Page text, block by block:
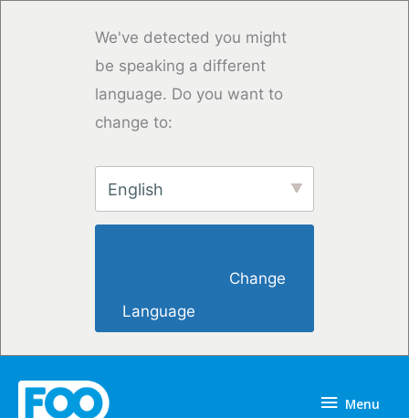
We've detected you might
be speaking a different
language. Do you want to
change to:
English
Language
Menu